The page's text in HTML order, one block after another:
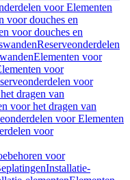
voor Elementen
voor douches en
voor douches en
Reserveonderdelen
Elementen voor
voor
voor
dragen van
voor het dragen van
voor Elementen
voor
voor
Installatie-